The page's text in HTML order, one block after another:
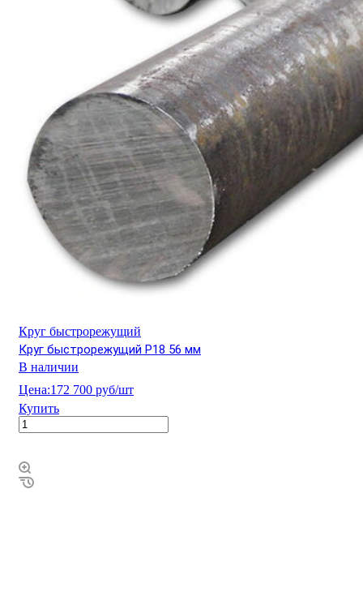
Круг быстрорежущий
Круг быстрорежущий Р18 56 мм
В наличии
Цена:172 700 руб/шт
Купить